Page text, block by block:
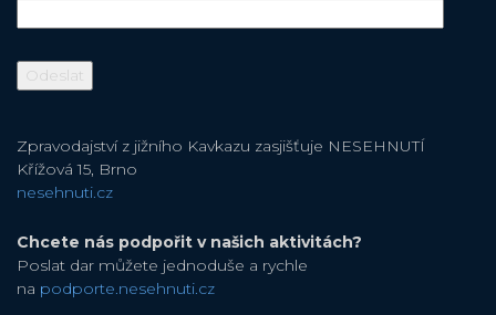
Zpravodajství z jižního Kavkazu zasjišťuje NESEHNUTÍ
Křížová 15, Brno
nesehnuti.cz
Chcete nás podpořit v našich aktivitách?
Poslat dar můžete jednoduše a rychle
na podporte.nesehnuti.cz